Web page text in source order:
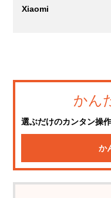
Xiaomi
かん
選ぶだけのカンタン操
か